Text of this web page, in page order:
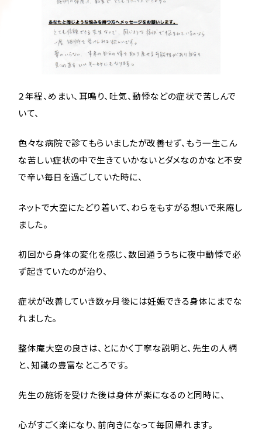
２年程、めまい、耳鳴り、吐気、動悸などの症状で苦しんで
いて、
色々な病院で診てもらいましたが改善せず、もう一生こん
な苦しい症状の中で生きていかないとダメなのかなと不安
で辛い毎日を過ごしていた時に、
ネットで大空にたどり着いて、わらをもすがる想いで来庵し
ました。
初回から身体の変化を感じ、数回通ううちに夜中動悸で必
ず起きていたのが治り、
症状が改善していき数ヶ月後には妊娠できる身体にまでな
れました。
整体庵大空の良さは、とにかく丁寧な説明と、先生の人柄
と、知識の豊富なところです。
先生の施術を受けた後は身体が楽になるのと同時に、
心がすごく楽になり、前向きになって毎回帰れます。